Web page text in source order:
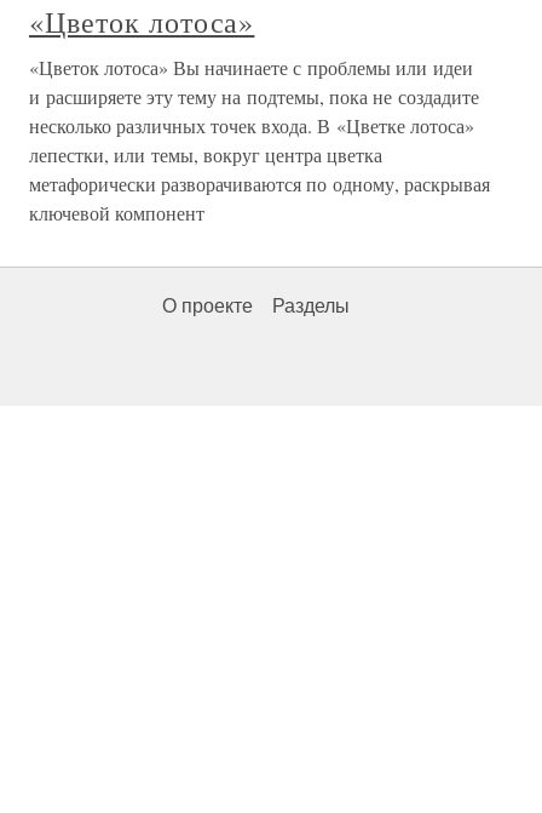
«Цветок лотоса»
«Цветок лотоса» Вы начинаете с проблемы или идеи
и расширяете эту тему на подтемы, пока не создадите
несколько различных точек входа. В «Цветке лотоса»
лепестки, или темы, вокруг центра цветка
метафорически разворачиваются по одному, раскрывая
ключевой компонент
О проекте Разделы